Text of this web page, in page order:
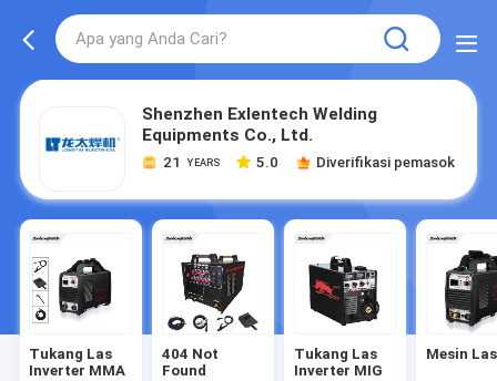
Shenzhen Exlentech Welding
Equipments Co., Ltd.
21 YEARS 5.0 Diverifikasi pemasok
Tukang Las
Inverter MMA
404 Not
Found
Tukang Las
Inverter MIG
Mesin